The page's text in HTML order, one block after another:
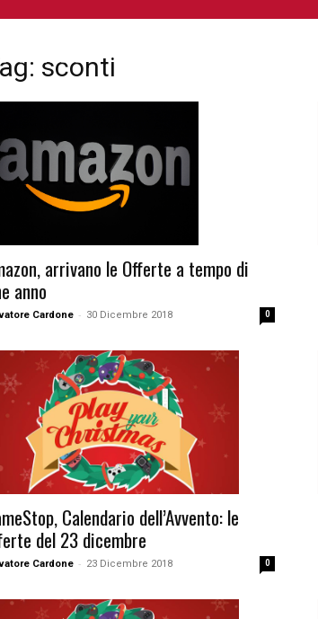
sconti
arrivano le Offerte a tempo di
anno
Cardone - 30 Dicembre 2018 0
Calendario dell’Avvento: le
del 23 dicembre
Cardone - 23 Dicembre 2018 0